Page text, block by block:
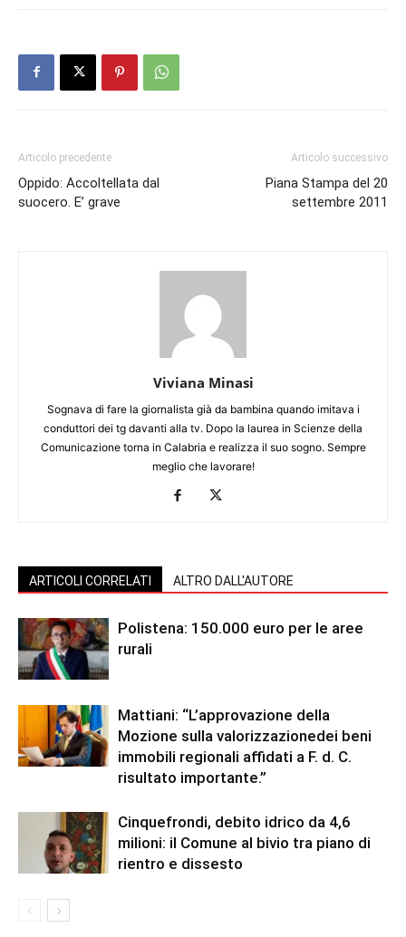
Articolo precedente
Oppido: Accoltellata dal
suocero. E’ grave
Articolo successivo
Piana Stampa del 20
settembre 2011
Viviana Minasi
Sognava di fare la giornalista già da bambina quando imitava i
conduttori dei tg davanti alla tv. Dopo la laurea in Scienze della
Comunicazione torna in Calabria e realizza il suo sogno. Sempre
meglio che lavorare!
ARTICOLI CORRELATI ALTRO DALL'AUTORE
Polistena: 150.000 euro per le aree
rurali
Mattiani: “L’approvazione della
Mozione sulla valorizzazionedei beni
immobili regionali affidati a F. d. C.
risultato importante.”
Cinquefrondi, debito idrico da 4,6
milioni: il Comune al bivio tra piano di
rientro e dissesto